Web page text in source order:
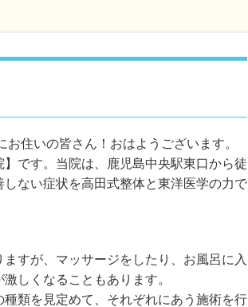
住いの皆さん！おはようございます。
です。当院は、鹿児島中央駅東口から徒
ない症状を高田式整体と東洋医学の力で
すが、マッサージをしたり、お風呂に入
しくなることもあります。
類を見定めて、それぞれにあう施術を行